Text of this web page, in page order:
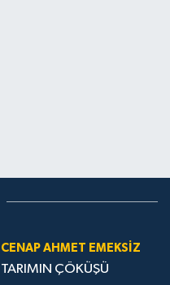
CENAP AHMET EMEKSİZ
TARIMIN ÇÖKÜŞÜ